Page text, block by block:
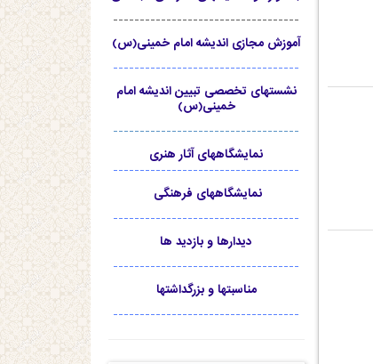
-----------------------------------
آموزش مجازی اندیشه امام خمینی(س)
-----------------------------------
نشستهای تخصصی تبیین اندیشه امام
خمینی(س)
-----------------------------------
نمایشگاههای آثار هنری
-----------------------------------
نمایشگاههای فرهنگی
-----------------------------------
دیدارها و بازدید ها
-----------------------------------
مناسبتها و بزرگداشتها
-----------------------------------